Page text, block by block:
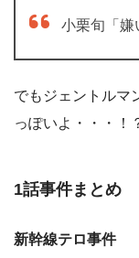
小栗旬「嫌
でもジェントルマ
っぽいよ・・・！
1話事件まとめ
新幹線テロ事件